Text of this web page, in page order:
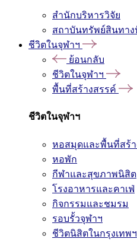
สำนักบริหารวิจัย
สถาบันทรัพย์สินทา
ชีวิตในจุฬาฯ
ย้อนกลับ
ชีวิตในจุฬาฯ
พื้นที่สร้างสรรค์
ชีวิตในจุฬาฯ
หอสมุดและพื้นที่สร้า
หอพัก
กีฬาและสุขภาพนิสิต
โรงอาหารและคาเฟ่
กิจกรรมและชมรม
รอบรั้วจุฬาฯ
ชีวิตนิสิตในกรุงเทพฯ